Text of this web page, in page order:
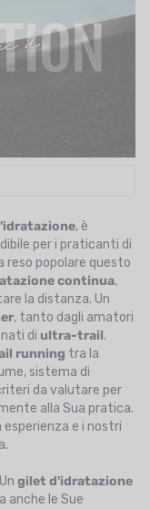
, è
per i praticanti di
reso popolare questo
continua,
la distanza. Un
, tanto dagli amatori
di ultra-trail.
running tra la
sistema di
da valutare per
alla Sua pratica.
e i nostri
gilet d'idratazione
anche le Sue